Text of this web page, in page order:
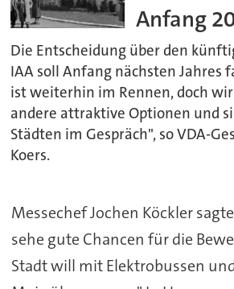
Anfang
Die Entscheidung über den
IAA soll Anfang nächsten Jahres
ist weiterhin im Rennen, doch
andere attraktive Optionen und
Städten im Gespräch", so VDA-
Koers.
Messechef Jochen Köckler
sehe gute Chancen für die
Stadt will mit Elektrobussen